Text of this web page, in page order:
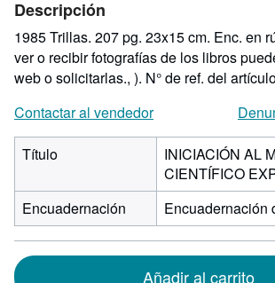
estrellas
Descripción
1985 Trillas. 207 pg. 23x15 cm. Enc. en
ver o recibir fotografías de los libros
web o solicitarlas., ). N° de ref. del
Contactar al vendedor
Título
INICIACIÓN AL
CIENTÍFICO
Encuadernación
Encuadernación
Añadir al carrito